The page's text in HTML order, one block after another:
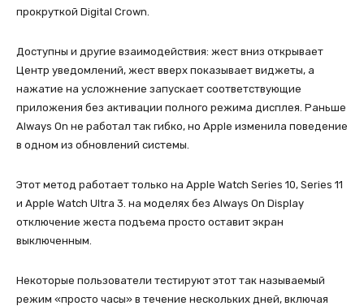
прокруткой Digital Crown.
Доступны и другие взаимодействия: жест вниз открывает
Центр уведомлений, жест вверх показывает виджеты, а
нажатие на усложнение запускает соответствующие
приложения без активации полного режима дисплея. Раньше
Always On не работал так гибко, но Apple изменила поведение
в одном из обновлений системы.
Этот метод работает только на Apple Watch Series 10, Series 11
и Apple Watch Ultra 3. на моделях без Always On Display
отключение жеста подъема просто оставит экран
выключенным.
Некоторые пользователи тестируют этот так называемый
режим «просто часы» в течение нескольких дней, включая